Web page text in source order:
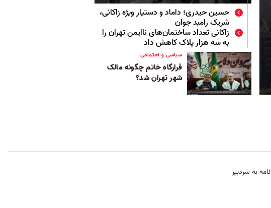
حسین حیدری؛ داماد و دستیار ویژه زاکانی،
شریک رامبد جوان
زاکانی تعداد ساختمان‌های ناایمن تهران را
به سه هزار پلاک کاهش داد
سیاسی و اجتماعی
قرارگاه خاتم چگونه مالک
شهر تهران شد؟
نامه به سردبیر